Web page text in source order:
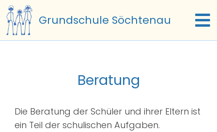
Zum
Inhalt
springen
Grundschule Söchtenau
Unsere Schule
Beratung
Die Beratung der Schüler und ihrer Eltern ist
ein Teil der schulischen Aufgaben.